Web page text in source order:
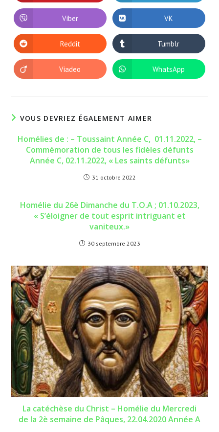
dans
une
autre
fenêtre
dans
une
autre
fenêtre
Ouvrir
dans
une
autre
fenêtre
Viber Ouvrir
dans
une
autre
fenêtre
VK
Ouvrir
dans
une
autre
fenêtre
Reddit Ouvrir
dans
une
autre
fenêtre
Tumblr
Ouvrir
dans
Viadeo Ouvrir
dans
WhatsApp
VOUS DEVRIEZ ÉGALEMENT AIMER
Homélies de : – Toussaint Année C, 01.11.2022, –
Commémoration de tous les fidèles défunts
Année C, 02.11.2022, « Les saints défunts»
31 octobre 2022
Homélie du 26è Dimanche du T.O.A ; 01.10.2023,
« S’éloigner de tout esprit intriguant et
vaniteux.»
30 septembre 2023
La catéchèse du Christ – Homélie du Mercredi
de la 2è semaine de Pâques, 22.04.2020 Année A